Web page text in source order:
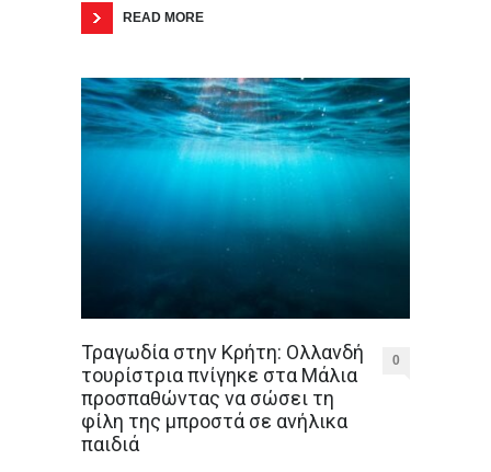
READ MORE
Τραγωδία στην Κρήτη: Ολλανδή
τουρίστρια πνίγηκε στα Μάλια
προσπαθώντας να σώσει τη
φίλη της μπροστά σε ανήλικα
παιδιά
0